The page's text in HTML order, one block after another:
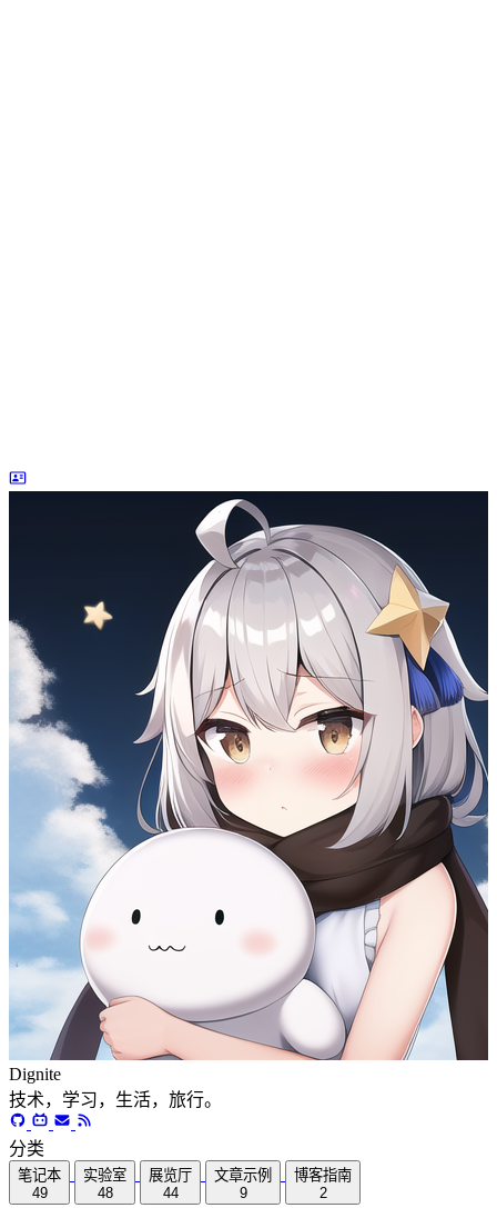
Dignite
技术，学习，生活，旅行。
分类
笔记本
49
实验室
48
展览厅
44
文章示例
9
博客指南
2